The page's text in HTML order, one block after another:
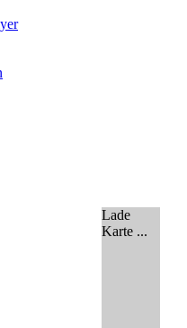
Lade
Karte ...